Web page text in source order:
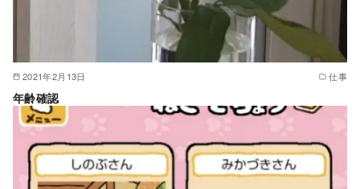
2021年2月13日 仕事
年齢確認